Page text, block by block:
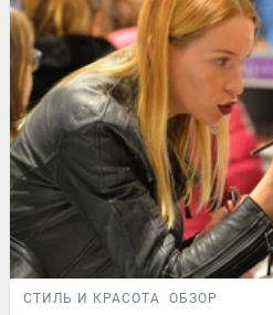
СТИЛЬ И КРАСОТА ОБЗОР